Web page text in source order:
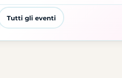
Tutti gli eventi